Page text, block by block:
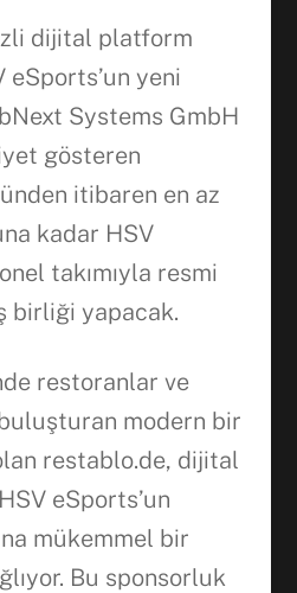
dijital platform
eSports’un yeni
Systems GmbH
gösteren
itibaren en az
kadar HSV
takımıyla resmi
birliği yapacak.
restoranlar ve
modern bir
restablo.de, dijital
eSports’un
mükemmel bir
Bu sponsorluk